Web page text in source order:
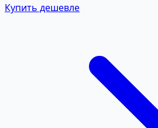
Купить дешевле